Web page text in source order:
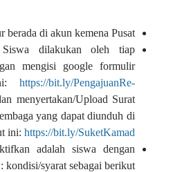
berada di akun kemena Pusat
Siswa dilakukan oleh tiap
mengisi google formulir
https://bit.ly/PengajuanRe-
menyertakan/Upload Surat
yang dapat diunduh di
ini: https://bit.ly/SuketKamad
adalah siswa dengan
kondisi/syarat sebagai berikut :